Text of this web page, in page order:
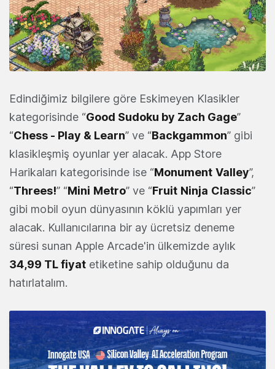
Edindiğimiz bilgilere göre Eskimeyen Klasikler
kategorisinde “Good Sudoku by Zach Gage”
“Chess - Play & Learn” ve “Backgammon” gibi
klasikleşmiş oyunlar yer alacak. App Store
Harikaları kategorisinde ise “Monument Valley”,
“Threes!” “Mini Metro” ve “Fruit Ninja Classic”
gibi mobil oyun dünyasının köklü yapımları yer
alacak. Kullanıcılarına bir ay ücretsiz deneme
süresi sunan Apple Arcade'in ülkemizde aylık
34,99 TL fiyat etiketine sahip olduğunu da
hatırlatalım.